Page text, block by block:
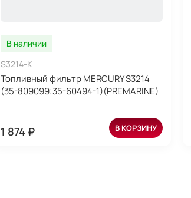
В наличии
S3214-K
Топливный фильтр MERCURY S3214
(35-809099;35-60494-1)(PREMARINE)
1 874 ₽ В КОРЗИНУ